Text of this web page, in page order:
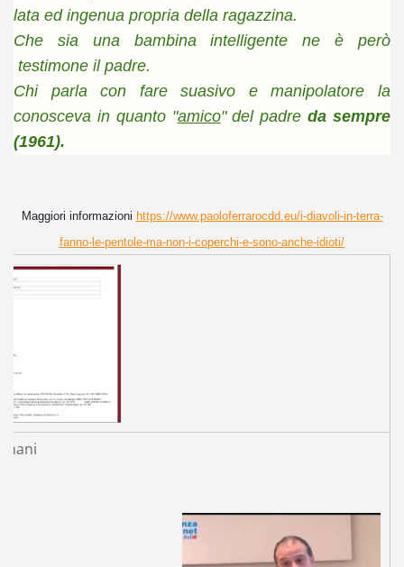
lata ed ingenua propria della ragazzina.
Che sia una bambina intelligente ne è però
testimone il padre.
Chi parla con fare suasivo e manipolatore la
conosceva in quanto "amico" del padre da sempre
(1961).
Maggiori informazioni https://www.paoloferrarocdd.eu/i-diavoli-in-terra-
fanno-le-pentole-ma-non-i-coperchi-e-sono-anche-idioti/